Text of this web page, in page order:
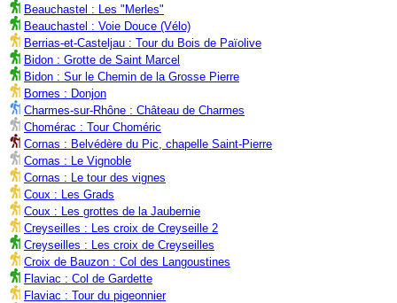
Beauchastel : Les "Merles"
Beauchastel : Voie Douce (Vélo)
Berrias-et-Casteljau : Tour du Bois de Païolive
Bidon : Grotte de Saint Marcel
Bidon : Sur le Chemin de la Grosse Pierre
Bornes : Donjon
Charmes-sur-Rhône : Château de Charmes
Chomérac : Tour Choméric
Cornas : Belvédère du Pic, chapelle Saint-Pierre
Cornas : Le Vignoble
Cornas : Le tour des vignes
Coux : Les Grads
Coux : Les grottes de la Jaubernie
Creyseilles : Les croix de Creyseille 2
Creyseilles : Les croix de Creyseilles
Croix de Bauzon : Col des Langoustines
Flaviac : Col de Gardette
Flaviac : Tour du pigeonnier